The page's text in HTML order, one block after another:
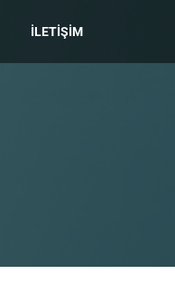
İLETIŞIM